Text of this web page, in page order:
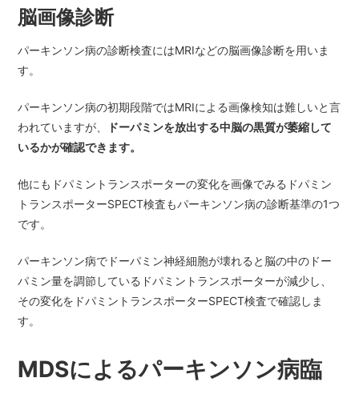
脳画像診断
パーキンソン病の診断検査にはMRIなどの脳画像診断を用いま
す。
パーキンソン病の初期段階ではMRIによる画像検知は難しいと言
われていますが、
ドーパミンを放出する中脳の黒質が萎縮して
いるかが確認できます。
他にもドパミントランスポーターの変化を画像でみるドパミン
トランスポーターSPECT検査もパーキンソン病の診断基準の1つ
です。
パーキンソン病でドーパミン神経細胞が壊れると脳の中のドー
パミン量を調節しているドパミントランスポーターが減少し、
その変化をドパミントランスポーターSPECT検査で確認しま
す。
MDSによるパーキンソン病臨